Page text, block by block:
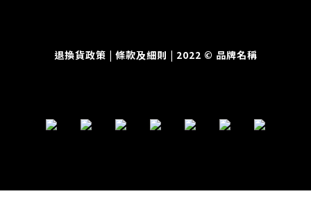
退換貨政策 | 條款及細則 | 2022 © 品牌名稱